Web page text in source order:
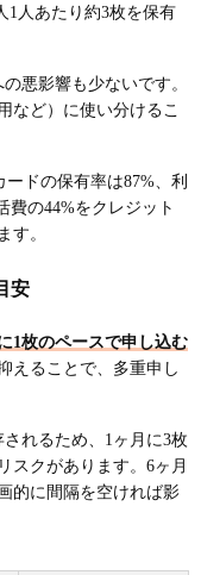
1人あたり約3枚を保有
悪影響も少ないです。
など）に使い分けるこ
ドの保有率は87%、利
費の44%をクレジット
す。
安
1枚のペースで申し込む
えることで、多重申し
れるため、1ヶ月に3枚
スクがあります。6ヶ月
的に間隔を空ければ影